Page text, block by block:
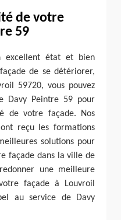
de votre
59
excellent état et bien
de se détériorer,
59720, vous pouvez
Davy Peintre 59 pour
de votre façade. Nos
reçu les formations
solutions pour
façade dans la ville de
une meilleure
façade à Louvroil
au service de Davy